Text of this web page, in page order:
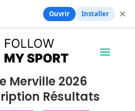
Merville 2026
Résultats
Ouvrir Installer ✕